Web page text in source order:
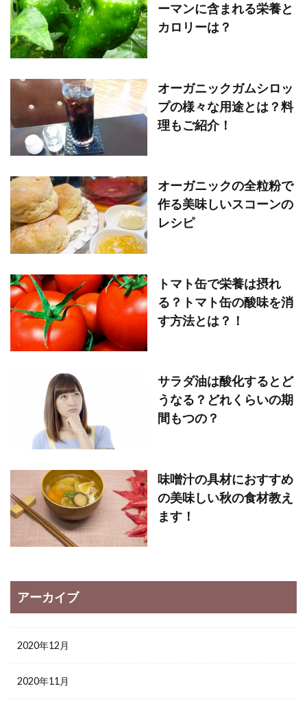
ーマンに含まれる栄養と
カロリーは？
オーガニックガムシロッ
プの様々な用途とは？料
理もご紹介！
オーガニックの全粒粉で
作る美味しいスコーンの
レシピ
トマト缶で栄養は摂れ
る？トマト缶の酸味を消
す方法とは？！
サラダ油は酸化するとど
うなる？どれくらいの期
間もつの？
味噌汁の具材におすすめ
の美味しい秋の食材教え
ます！
アーカイブ
2020年12月
2020年11月